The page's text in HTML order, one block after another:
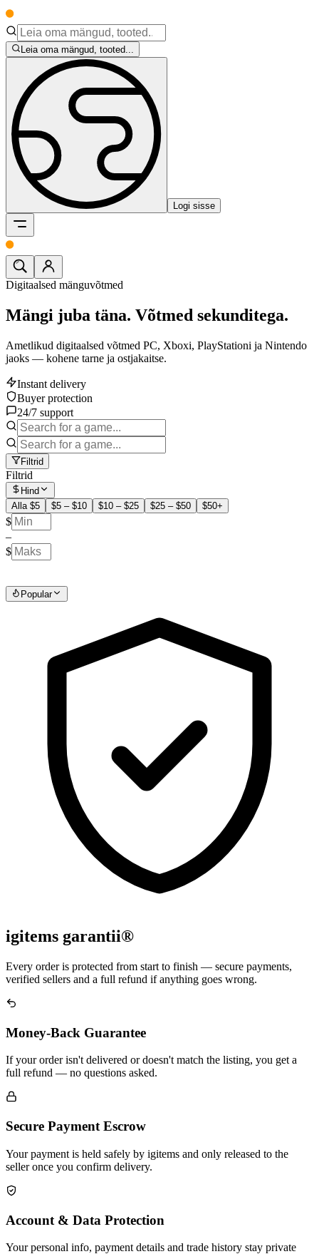
Leia oma mängud, tooted...
Logi sisse
Digitaalsed mänguvõtmed
Mängi juba täna. Võtmed sekunditega.
Ametlikud digitaalsed võtmed PC, Xboxi, PlayStationi ja Nintendo
jaoks — kohene tarne ja ostjakaitse.
Instant delivery
Buyer protection
24/7 support
Filtrid
Filtrid
Hind
Alla $5
$5 – $10 $10 – $25 $25 – $50 $50+
$
–
$
Popular
igitems garantii®
Every order is protected from start to finish — secure payments,
verified sellers and a full refund if anything goes wrong.
Money-Back Guarantee
If your order isn't delivered or doesn't match the listing, you get a
full refund — no questions asked.
Secure Payment Escrow
Your payment is held safely by igitems and only released to the
seller once you confirm delivery.
Account & Data Protection
Your personal info, payment details and trade history stay private